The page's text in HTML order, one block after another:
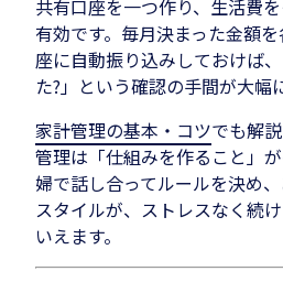
共有口座を一つ作り、生活費
有効です。毎月決まった金額
座に自動振り込みしておけば
た?」という確認の手間が大幅
家計管理の基本・コツでも解
管理は「仕組みを作ること」
婦で話し合ってルールを決め
スタイルが、ストレスなく続
いえます。